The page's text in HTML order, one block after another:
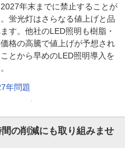
年末までに禁止することが
蛍光灯はさらなる値上げと品
す。他社のLED照明も樹脂・
格の高騰で値上げが予想され
とから早めのLED照明導入を
年問題
の削減にも取り組みませ